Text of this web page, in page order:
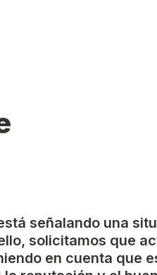
señalando una
solicitamos que
en cuenta que